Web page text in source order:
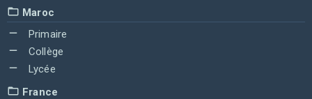
Maroc
Primaire
Collège
Lycée
France